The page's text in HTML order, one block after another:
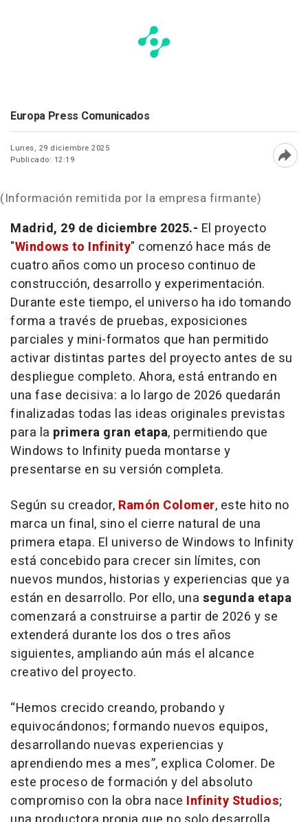
Europa Press Comunicados
Lunes, 29 diciembre 2025
Publicado: 12:19
(Información remitida por la empresa firmante)
Madrid, 29 de diciembre 2025.- El proyecto
"Windows to Infinity" comenzó hace más de
cuatro años como un proceso continuo de
construcción, desarrollo y experimentación.
Durante este tiempo, el universo ha ido tomando
forma a través de pruebas, exposiciones
parciales y mini-formatos que han permitido
activar distintas partes del proyecto antes de su
despliegue completo. Ahora, está entrando en
una fase decisiva: a lo largo de 2026 quedarán
finalizadas todas las ideas originales previstas
para la primera gran etapa, permitiendo que
Windows to Infinity pueda montarse y
presentarse en su versión completa.
Según su creador, Ramón Colomer, este hito no
marca un final, sino el cierre natural de una
primera etapa. El universo de Windows to Infinity
está concebido para crecer sin límites, con
nuevos mundos, historias y experiencias que ya
están en desarrollo. Por ello, una segunda etapa
comenzará a construirse a partir de 2026 y se
extenderá durante los dos o tres años
siguientes, ampliando aún más el alcance
creativo del proyecto.
“Hemos crecido creando, probando y
equivocándonos; formando nuevos equipos,
desarrollando nuevas experiencias y
aprendiendo mes a mes”, explica Colomer. De
este proceso de formación y del absoluto
compromiso con la obra nace Infinity Studios;